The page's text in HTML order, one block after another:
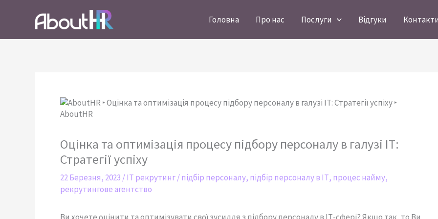
Головна Про нас Послуги Відгуки
Оцінка та оптимізація процесу підбору персоналу в галузі ІТ:
Стратегії успіху
22 Березня, 2023 /IT рекрутинг/підбір персоналу, підбір персоналу в ІТ, процес найму,
рекрутингове агентство